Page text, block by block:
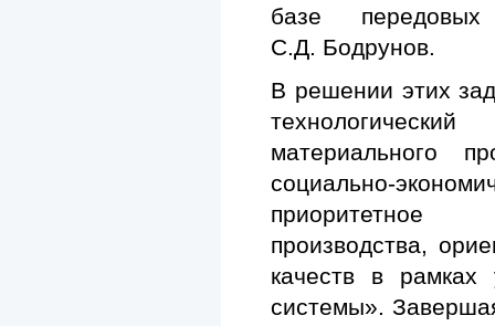
базе
С.Д. Бодрунов.
В решении этих
материального
социально-
приоритетное
производства,
качеств в рамках
системы».